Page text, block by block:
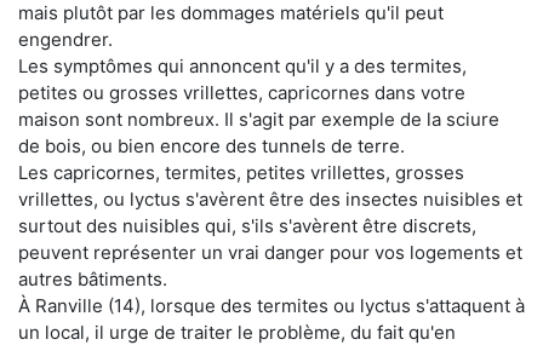
mais plutôt par les dommages matériels qu'il peut
engendrer.
Les symptômes qui annoncent qu'il y a des termites,
petites ou grosses vrillettes, capricornes dans votre
maison sont nombreux. Il s'agit par exemple de la sciure
de bois, ou bien encore des tunnels de terre.
Les capricornes, termites, petites vrillettes, grosses
vrillettes, ou lyctus s'avèrent être des insectes nuisibles et
surtout des nuisibles qui, s'ils s'avèrent être discrets,
peuvent représenter un vrai danger pour vos logements et
autres bâtiments.
À Ranville (14), lorsque des termites ou lyctus s'attaquent à
un local, il urge de traiter le problème, du fait qu'en